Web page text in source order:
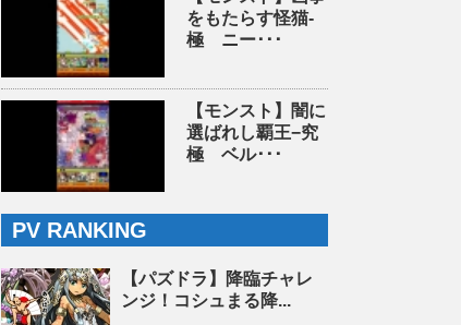
をもたらす怪猫-
極 ニー･･･
【モンスト】闇に
選ばれし覇王−究
極 ベル･･･
PV RANKING
【パズドラ】降臨チャレ
ンジ！コシュまる降...